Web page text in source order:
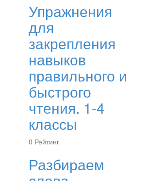
Упражнения
для
закрепления
навыков
правильного и
быстрого
чтения. 1-4
классы
0 Рейтинг
Разбираем